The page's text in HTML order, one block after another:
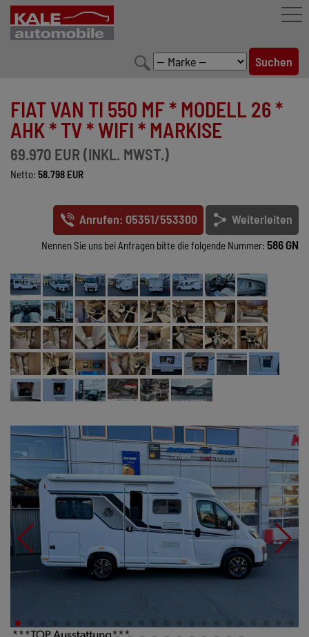
LEISTUNGEN
KONFIGURATOR
MARKENWELT
UNTERNEHMEN
KONTAKT
FIAT VAN TI 550 MF * MODELL 26 *
AHK * TV * WIFI * MARKISE
69.970 EUR (INKL. MWST.)
Netto: 58.798 EUR
Anrufen: 05351/553300 Weiterleiten
Nennen Sie uns bei Anfragen bitte die folgende Nummer: 586 GN